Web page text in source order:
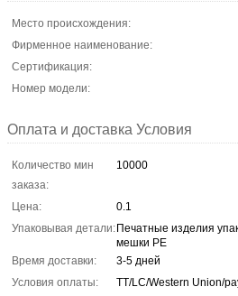
Место происхождения:
Фирменное наименование:
Сертификация:
Номер модели:
Оплата и доставка Условия
Количество мин
заказа:
10000
Цена:
0.1
Упаковывая детали:Печатные изделия
мешки PE
Время доставки:
3-5 дней
Условия оплаты:
TT/LC/Western Union/